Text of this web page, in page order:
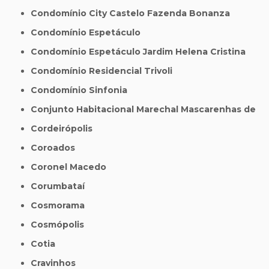
Condomínio City Castelo Fazenda Bonanza
Condomínio Espetáculo
Condomínio Espetáculo Jardim Helena Cristina
Condomínio Residencial Trivoli
Condomínio Sinfonia
Conjunto Habitacional Marechal Mascarenhas de
Cordeirópolis
Coroados
Coronel Macedo
Corumbataí
Cosmorama
Cosmópolis
Cotia
Cravinhos